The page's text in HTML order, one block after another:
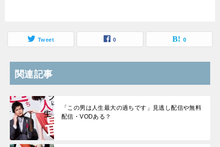
Tweet 0 0
関連記事
「この男は人生最大の過ちです」見逃し配信や無料
配信・VODある？